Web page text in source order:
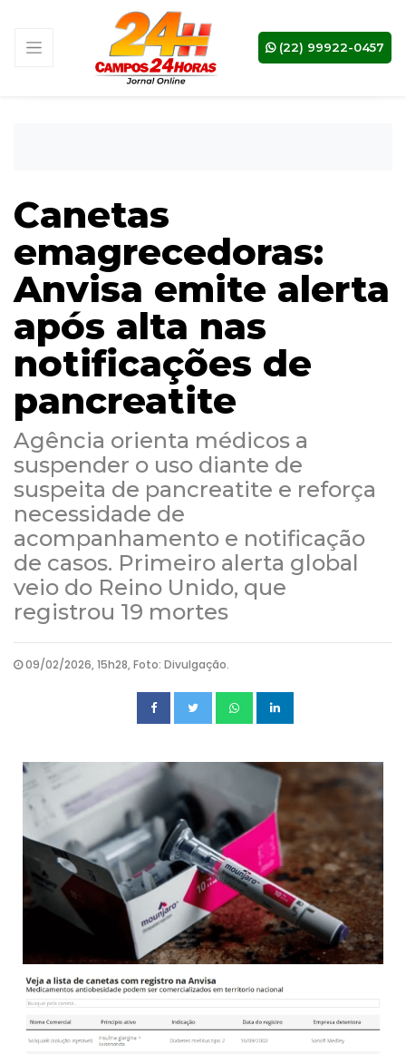
(22) 99922-0457
Canetas
emagrecedoras:
Anvisa emite alerta
após alta nas
notificações de
pancreatite
Agência orienta médicos a
suspender o uso diante de
suspeita de pancreatite e reforça
necessidade de
acompanhamento e notificação
de casos. Primeiro alerta global
veio do Reino Unido, que
registrou 19 mortes
09/02/2026, 15h28, Foto: Divulgação.